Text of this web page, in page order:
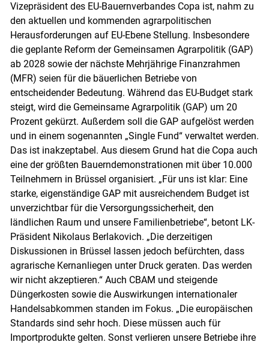
Vizepräsident des EU-Bauernverbandes Copa ist, nahm zu
den aktuellen und kommenden agrarpolitischen
Herausforderungen auf EU-Ebene Stellung. Insbesondere
die geplante Reform der Gemeinsamen Agrarpolitik (GAP)
ab 2028 sowie der nächste Mehrjährige Finanzrahmen
(MFR) seien für die bäuerlichen Betriebe von
entscheidender Bedeutung. Während das EU-Budget stark
steigt, wird die Gemeinsame Agrarpolitik (GAP) um 20
Prozent gekürzt. Außerdem soll die GAP aufgelöst werden
und in einem sogenannten „Single Fund“ verwaltet werden.
Das ist inakzeptabel. Aus diesem Grund hat die Copa auch
eine der größten Bauerndemonstrationen mit über 10.000
Teilnehmern in Brüssel organisiert. „Für uns ist klar: Eine
starke, eigenständige GAP mit ausreichendem Budget ist
unverzichtbar für die Versorgungssicherheit, den
ländlichen Raum und unsere Familienbetriebe“, betont LK-
Präsident Nikolaus Berlakovich. „Die derzeitigen
Diskussionen in Brüssel lassen jedoch befürchten, dass
agrarische Kernanliegen unter Druck geraten. Das werden
wir nicht akzeptieren.“ Auch CBAM und steigende
Düngerkosten sowie die Auswirkungen internationaler
Handelsabkommen standen im Fokus. „Die europäischen
Standards sind sehr hoch. Diese müssen auch für
Importprodukte gelten. Sonst verlieren unsere Betriebe ihre